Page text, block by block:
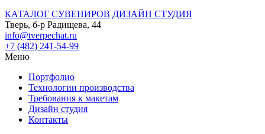
КАТАЛОГ СУВЕНИРОВ ДИЗАЙН СТУДИЯ
Тверь, б-р Радищева, 44
info@tverpechat.ru
+7 (482) 241-54-99
Меню
Портфолио
Технологии производства
Требования к макетам
Дизайн студия
Контакты